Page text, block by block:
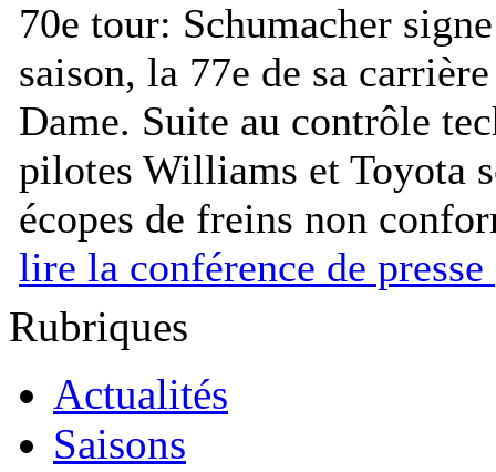
70e tour: Schumacher
saison, la 77e de sa
Dame. Suite au contrôle
pilotes Williams et Toyota
écopes de freins non
lire la conférence de
Rubriques
Actualités
Saisons